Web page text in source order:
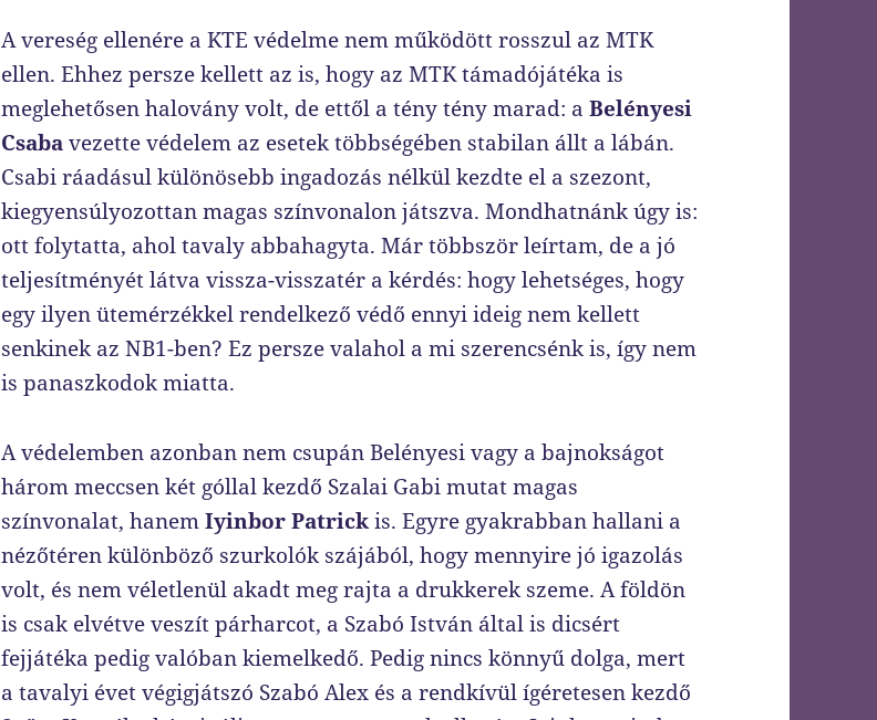
A vereség ellenére a KTE védelme nem működött rosszul az MTK
ellen. Ehhez persze kellett az is, hogy az MTK támadójátéka is
meglehetősen halovány volt, de ettől a tény tény marad: aBelényesi
Csabavezette védelem az esetek többségében stabilan állt a lábán.
Csabi ráadásul különösebb ingadozás nélkül kezdte el a szezont,
kiegyensúlyozottan magas színvonalon játszva. Mondhatnánk úgy is:
ott folytatta, ahol tavaly abbahagyta. Már többször leírtam, de a jó
teljesítményét látva vissza-visszatér a kérdés: hogy lehetséges, hogy
egy ilyen ütemérzékkel rendelkező védő ennyi ideig nem kellett
senkinek az NB1-ben? Ez persze valahol a mi szerencsénk is, így nem
is panaszkodok miatta.
A védelemben azonban nem csupán Belényesi vagy a bajnokságot
három meccsen két góllal kezdő Szalai Gabi mutat magas
színvonalat, hanemIyinbor Patrickis. Egyre gyakrabban hallani a
nézőtéren különböző szurkolók szájából, hogy mennyire jó igazolás
volt, és nem véletlenül akadt meg rajta a drukkerek szeme. A földön
is csak elvétve veszít párharcot, a Szabó István által is dicsért
fejjátéka pedig valóban kiemelkedő. Pedig nincs könnyű dolga, mert
a tavalyi évet végigjátszó Szabó Alex és a rendkívül ígéretesen kezdő